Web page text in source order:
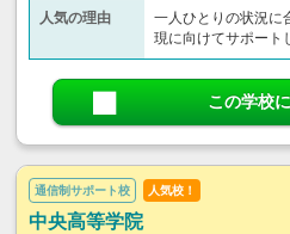
人気の理由
一人ひとりの状況に
現に向けてサポート
この学校
通信制サポート校 人気校！
中央高等学院